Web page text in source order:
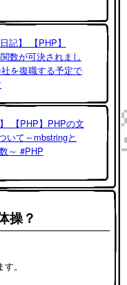
記】 【PHP】
数が可決されまし
を復職する予定で
【PHP】PHPの文
いて～mbstringと
～ #PHP
操？
。